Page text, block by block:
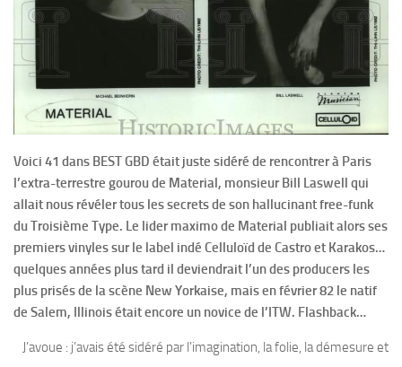
Voici 41 dans BEST GBD était juste sidéré de rencontrer à Paris
l’extra-terrestre gourou de Material, monsieur Bill Laswell qui
allait nous révéler tous les secrets de son hallucinant free-funk
du Troisième Type. Le lider maximo de Material publiait alors ses
premiers vinyles sur le label indé Celluloïd de Castro et Karakos…
quelques années plus tard il deviendrait l’un des producers les
plus prisés de la scène New Yorkaise, mais en février 82 le natif
de Salem, Illinois était encore un novice de l’ITW. Flashback…
J’avoue : j’avais été sidéré par l’imagination, la folie, la démesure et